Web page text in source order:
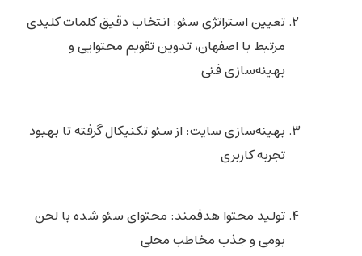
تعیین استراتژی سئو: انتخاب دقیق کلمات کلیدی
مرتبط با اصفهان، تدوین تقویم محتوایی و
بهینه‌سازی فنی
بهینه‌سازی سایت: از سئو تکنیکال گرفته تا بهبود
تجربه کاربری
تولید محتوا هدفمند: محتوای سئو شده با لحن
بومی و جذب مخاطب محلی